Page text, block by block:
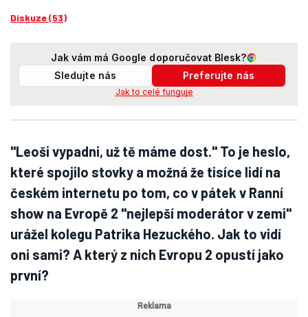
Diskuze (53)
Jak vám má Google doporučovat Blesk?
Sledujte nás
Preferujte nás
Jak to celé funguje
"Leoši vypadni, už tě máme dost." To je heslo,
které spojilo stovky a možná že tisíce lidí na
českém internetu po tom, co v pátek v Ranní
show na Evropě 2 "nejlepší moderátor v zemi"
urážel kolegu Patrika Hezuckého. Jak to vidí
oni sami? A který z nich Evropu 2 opustí jako
první?